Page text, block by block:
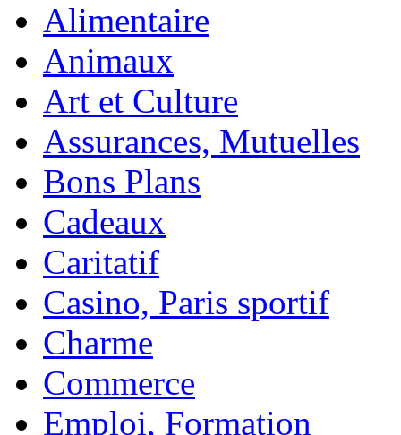
Alimentaire
Animaux
Art et Culture
Assurances, Mutuelles
Bons Plans
Cadeaux
Caritatif
Casino, Paris sportif
Charme
Commerce
Emploi, Formation